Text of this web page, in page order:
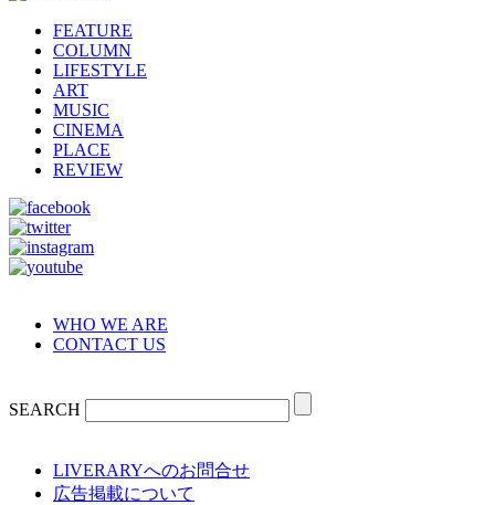
FEATURE
COLUMN
LIFESTYLE
ART
MUSIC
CINEMA
PLACE
REVIEW
WHO WE ARE
CONTACT US
SEARCH
LIVERARYへのお問合せ
広告掲載について